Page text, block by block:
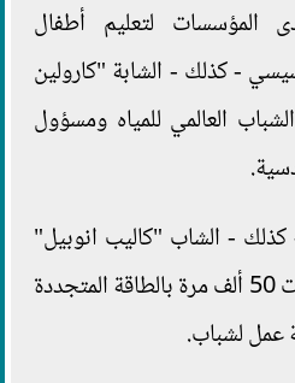
المؤسسات لتعليم أطفال
- كذلك - الشابة "كارولين
العالمي للمياه ومسؤول
- الشاب "كاليب انوبيل"
والذي طور تكنولوجيا زودت 50 ألف مرة بالطاقة المتجددة